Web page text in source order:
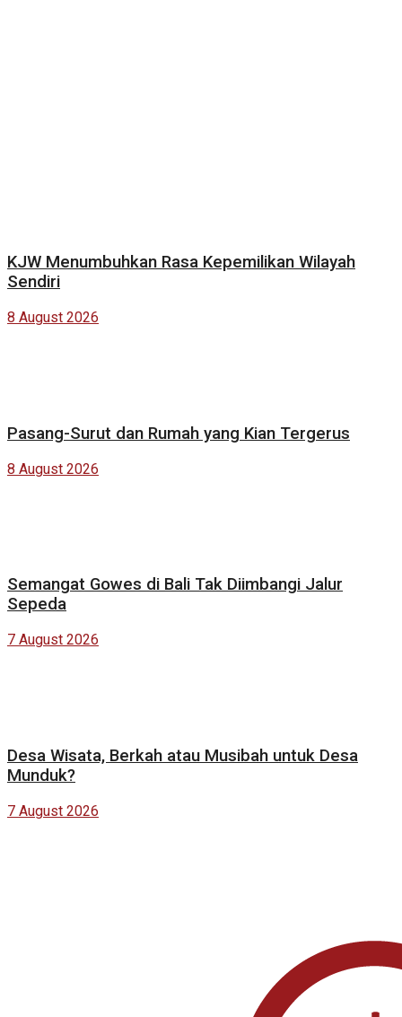
KJW Menumbuhkan Rasa Kepemilikan Wilayah
Sendiri
8 August 2026
Pasang-Surut dan Rumah yang Kian Tergerus
8 August 2026
Semangat Gowes di Bali Tak Diimbangi Jalur
Sepeda
7 August 2026
Desa Wisata, Berkah atau Musibah untuk Desa
Munduk?
7 August 2026